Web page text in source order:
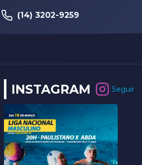
(14) 3202-9259
INSTAGRAM Seguir